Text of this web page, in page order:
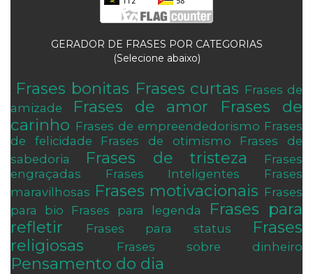
GERADOR DE FRASES POR CATEGORIAS
(Selecione abaixo)
Frases bonitas Frases curtas Frases de
amizade
Frases de amor
Frases de
carinho Frases de empreendedorismo Frases
de felicidade
Frases de otimismo
Frases de
sabedoria
Frases de tristeza
Frases
engraçadas
Frases Inteligentes
Frases
maravilhosas Frases motivacionais Frases
para bio
Frases para legenda
Frases para
refletir
Frases para status
Frases
religiosas
Frases sobre dinheiro
Pensamento do dia